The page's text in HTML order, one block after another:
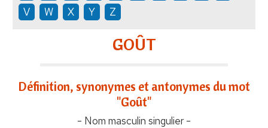
V
W X Y Z
GOÛT
Définition, synonymes et antonymes du mot
"Goût"
- Nom masculin singulier -